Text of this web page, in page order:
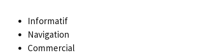
Informatif
Navigation
Commercial